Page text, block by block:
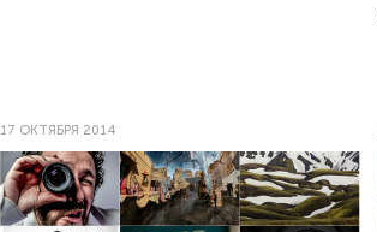
17 ОКТЯБРЯ 2014